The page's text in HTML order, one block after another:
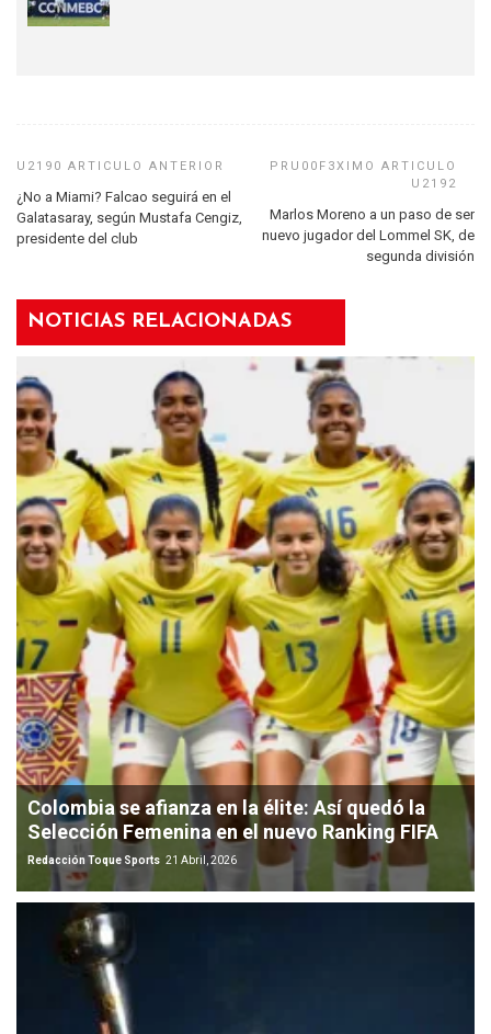
¿No a Miami? Falcao seguirá en el
Galatasaray, según Mustafa Cengiz,
presidente del club
Marlos Moreno a un paso de ser
nuevo jugador del Lommel SK, de
segunda división
NOTICIAS RELACIONADAS
Colombia se afianza en la élite: Así quedó la
Selección Femenina en el nuevo Ranking FIFA
Redacción Toque Sports 21 Abril, 2026